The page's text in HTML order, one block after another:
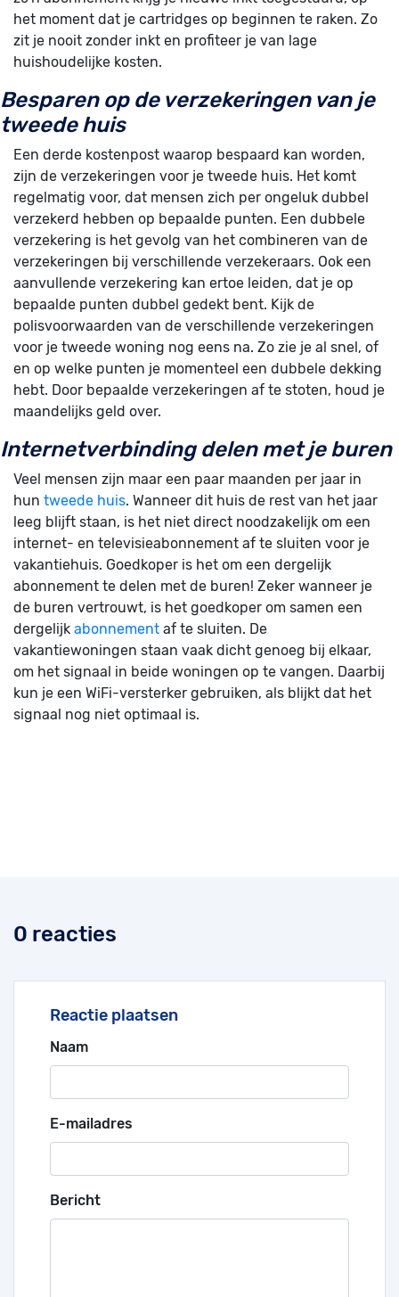
het moment dat je cartridges op beginnen te raken. Zo
zit je nooit zonder inkt en profiteer je van lage
huishoudelijke kosten.
Besparen op de verzekeringen van je
tweede huis
Een derde kostenpost waarop bespaard kan worden,
zijn de verzekeringen voor je tweede huis. Het komt
regelmatig voor, dat mensen zich per ongeluk dubbel
verzekerd hebben op bepaalde punten. Een dubbele
verzekering is het gevolg van het combineren van de
verzekeringen bij verschillende verzekeraars. Ook een
aanvullende verzekering kan ertoe leiden, dat je op
bepaalde punten dubbel gedekt bent. Kijk de
polisvoorwaarden van de verschillende verzekeringen
voor je tweede woning nog eens na. Zo zie je al snel, of
en op welke punten je momenteel een dubbele dekking
hebt. Door bepaalde verzekeringen af te stoten, houd je
maandelijks geld over.
Internetverbinding delen met je buren
Veel mensen zijn maar een paar maanden per jaar in
hun tweede huis. Wanneer dit huis de rest van het jaar
leeg blijft staan, is het niet direct noodzakelijk om een
internet- en televisieabonnement af te sluiten voor je
vakantiehuis. Goedkoper is het om een dergelijk
abonnement te delen met de buren! Zeker wanneer je
de buren vertrouwt, is het goedkoper om samen een
dergelijk abonnement af te sluiten. De
vakantiewoningen staan vaak dicht genoeg bij elkaar,
om het signaal in beide woningen op te vangen. Daarbij
kun je een WiFi-versterker gebruiken, als blijkt dat het
signaal nog niet optimaal is.
0 reacties
Reactie plaatsen
Naam
E-mailadres
Bericht